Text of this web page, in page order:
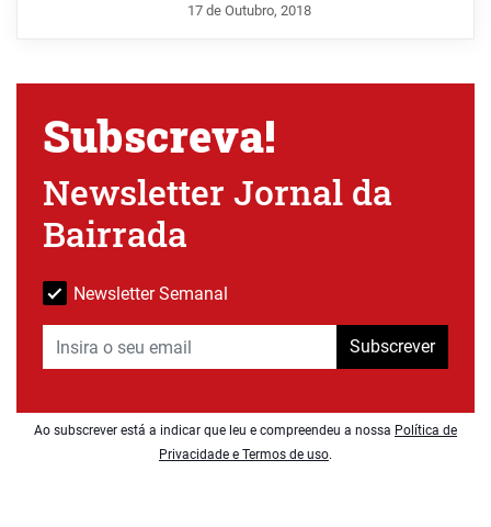
17 de Outubro, 2018
Subscreva!
Newsletter Jornal da
Bairrada
Newsletter Semanal
Subscrever
Ao subscrever está a indicar que leu e compreendeu a nossa Política de
Privacidade e Termos de uso.